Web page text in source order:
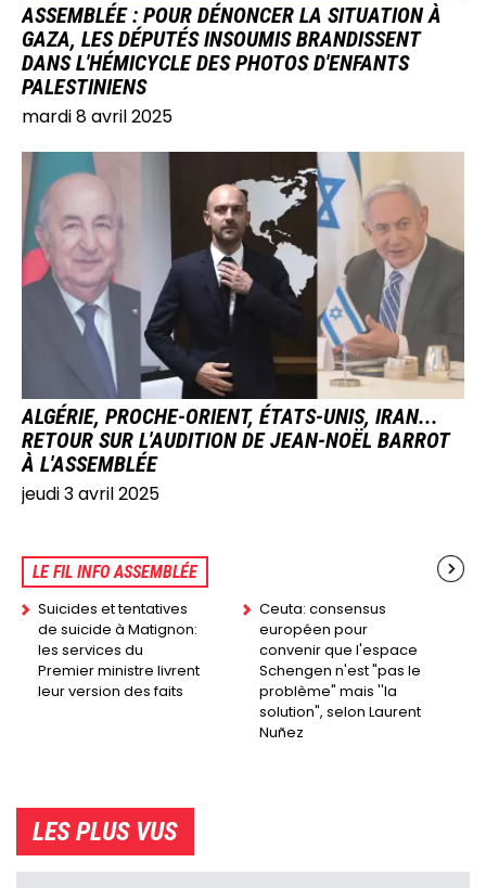
ASSEMBLÉE : POUR DÉNONCER LA SITUATION À
GAZA, LES DÉPUTÉS INSOUMIS BRANDISSENT
DANS L'HÉMICYCLE DES PHOTOS D'ENFANTS
PALESTINIENS
mardi 8 avril 2025
IMAGE
ALGÉRIE, PROCHE-ORIENT, ÉTATS-UNIS, IRAN...
RETOUR SUR L'AUDITION DE JEAN-NOËL BARROT
À L'ASSEMBLÉE
jeudi 3 avril 2025
LE FIL INFO ASSEMBLÉE
Suicides et tentatives
de suicide à Matignon:
les services du
Premier ministre livrent
leur version des faits
Ceuta: consensus
européen pour
convenir que l'espace
Schengen n'est "pas le
problème" mais ''la
solution", selon Laurent
Nuñez
LES PLUS VUS